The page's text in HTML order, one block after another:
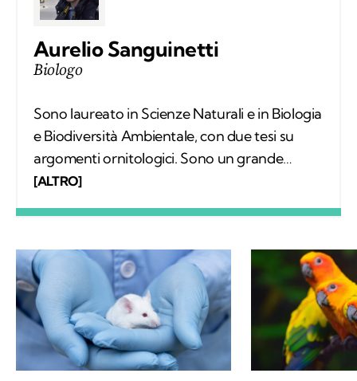
Aurelio Sanguinetti
Biologo
Sono laureato in Scienze Naturali e in Biologia
e Biodiversità Ambientale, con due tesi su
argomenti ornitologici. Sono un grande
appassionato di escursionismo e di scienze e
scrittura è la mia più grande passione.
[ALTRO]